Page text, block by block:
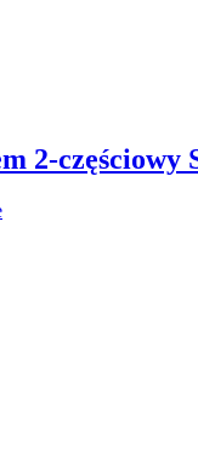
2-częściowy